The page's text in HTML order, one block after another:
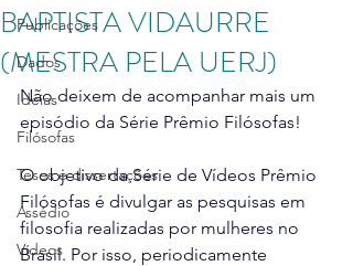
Publicações
Dados
Ideias
Filósofas
Teses e dissertações
Assédio
Vídeos
BAPTISTA VIDAURRE
(MESTRA PELA UERJ)
Não deixem de acompanhar mais um
episódio da Série Prêmio Filósofas!
O objetivo da Série de Vídeos Prêmio
Filósofas é divulgar as pesquisas em
filosofia realizadas por mulheres no
Brasil. Por isso, periodicamente